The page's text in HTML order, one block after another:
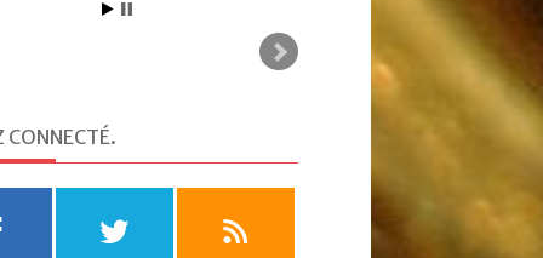
soi, une douce renonciation (Martin
CONNECTÉ.